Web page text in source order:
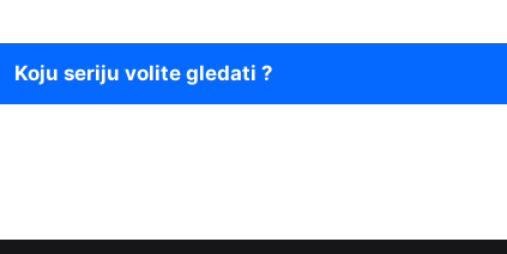
Koju seriju volite gledati ?